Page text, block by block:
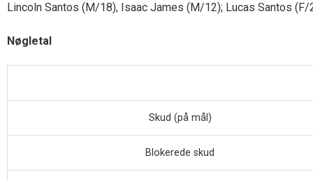
Lincoln Santos (M/18), Isaac James (M/12); Lucas Santos
Nøgletal
Skud (på mål)
Blokerede skud